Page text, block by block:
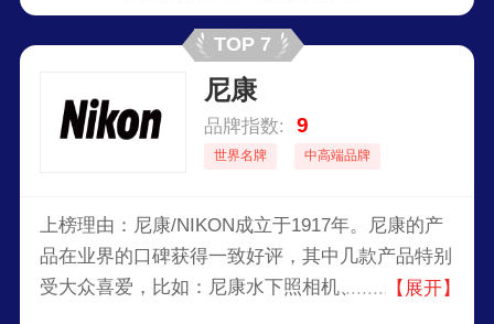
TOP 7
尼康
品牌指数: 9
世界名牌 中高端品牌
上榜理由：尼康/NIKON成立于1917年。尼康的产
品在业界的口碑获得一致好评，其中几款产品特别
受大众喜爱，比如：尼康水下照相机、尼克尔【展开】